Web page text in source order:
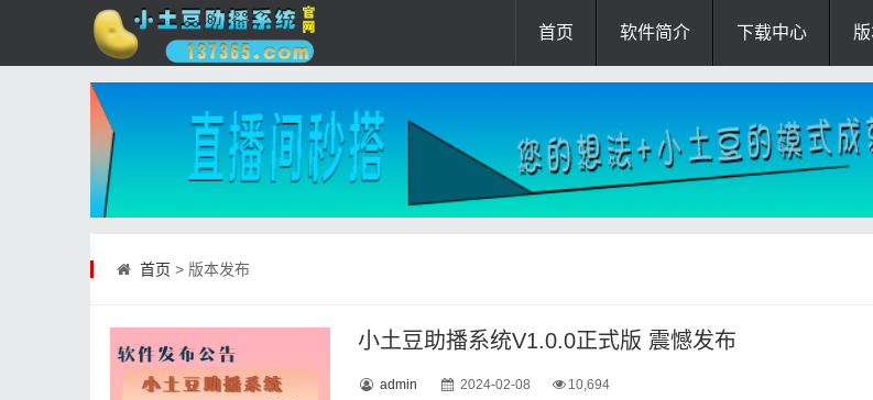
首页 软件简介 下载中心
首页 > 版本发布
小土豆助播系统V1.0.0正式版 震憾发布
admin 2024-02-08 10,694